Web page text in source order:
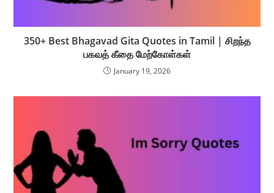
350+ Best Bhagavad Gita Quotes in Tamil | சிறந்த
பகவத் கீதை மேற்கோள்கள்
January 19, 2026